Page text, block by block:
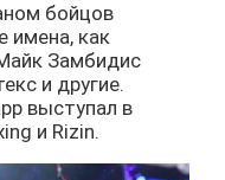
бойцов
имена, как
Замбидис
и другие.
выступал в
и Rizin.